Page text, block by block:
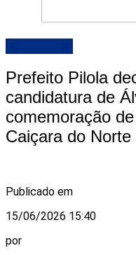
Prefeito Pilola
candidatura de
comemoração
Caiçara do Norte
Publicado em
15/06/2026 15:40
por